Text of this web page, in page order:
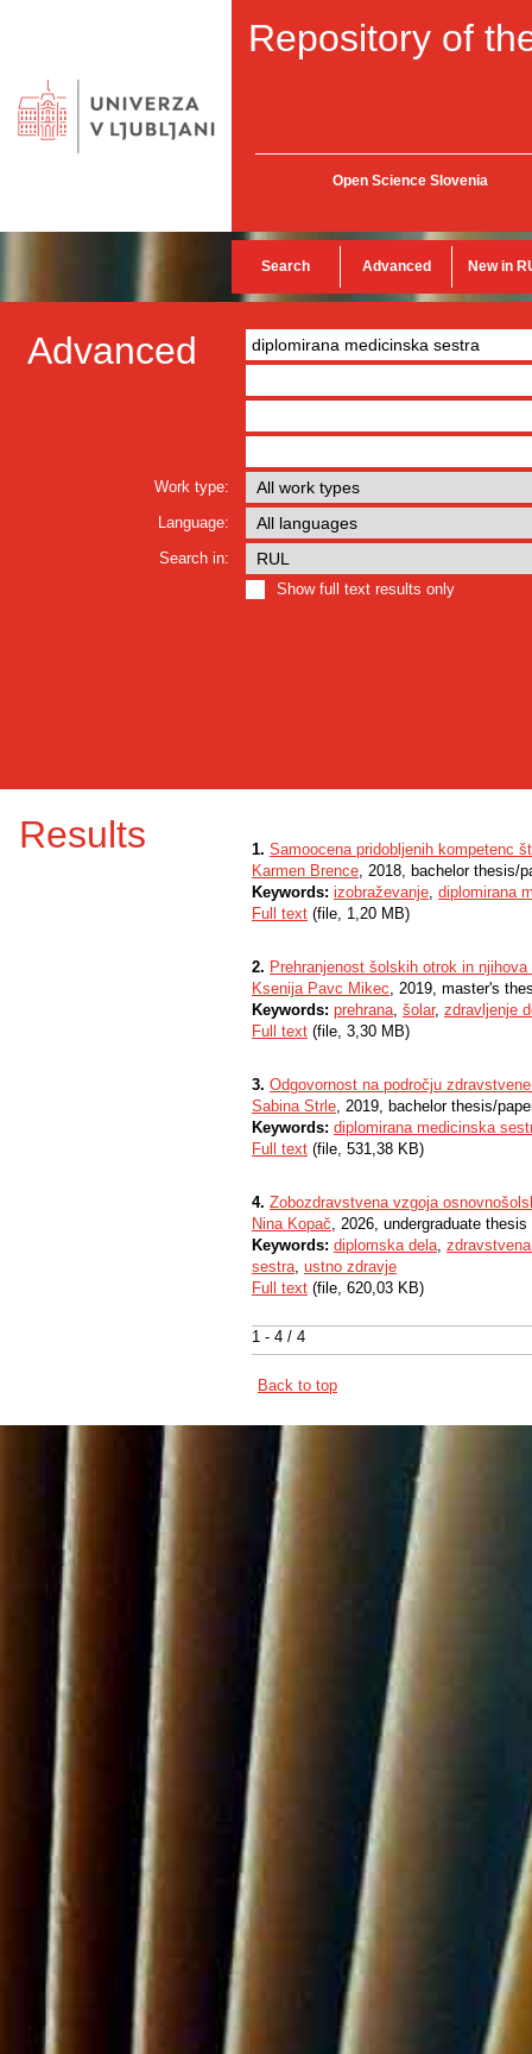
Repository of
Open Science Slovenia
Search Advanced New in
Advanced
Work type:
Language:
Search in:
Show full text results only
Results
1 - 4 / 4
1. Samoocena pridobljenih kompetenc
Karmen Brence, 2018, bachelor thesis/
Keywords: izobraževanje, diplomirana
Full text (file, 1,20 MB)
2. Prehranjenost šolskih otrok in
Ksenija Pavc Mikec, 2019, master's
Keywords: prehrana, šolar, zdravljenje
Full text (file, 3,30 MB)
3. Odgovornost na področju
Sabina Strle, 2019, bachelor thesis/
Keywords: diplomirana medicinska
Full text (file, 531,38 KB)
4. Zobozdravstvena vzgoja
Nina Kopač, 2026, undergraduate thesis
Keywords: diplomska dela,
sestra, ustno zdravje
Full text (file, 620,03 KB)
Back to top